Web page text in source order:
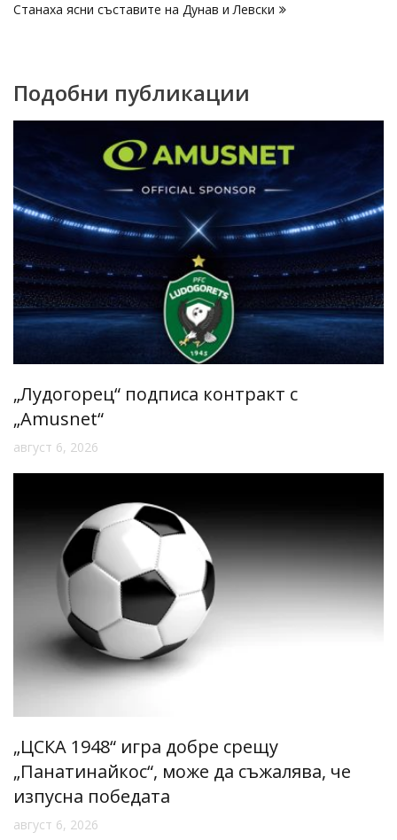
Станаха ясни съставите на Дунав и Левски
Подобни публикации
„Лудогорец“ подписа контракт с
„Amusnet“
август 6, 2026
„ЦСКА 1948“ игра добре срещу
„Панатинайкос“, може да съжалява, че
изпусна победата
август 6, 2026